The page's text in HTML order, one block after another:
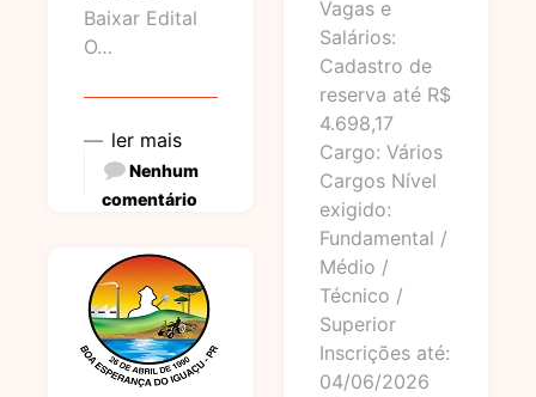
Baixar Edital
O…
ler mais
Nenhum
comentário
Vagas e
Salários:
Cadastro de
reserva até R$
4.698,17
Cargo: Vários
Cargos Nível
exigido:
Fundamental /
Médio /
Técnico /
Superior
Inscrições até:
04/06/2026